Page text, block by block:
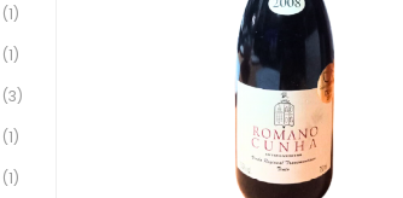
(1)
(1)
(3)
(1)
(1)